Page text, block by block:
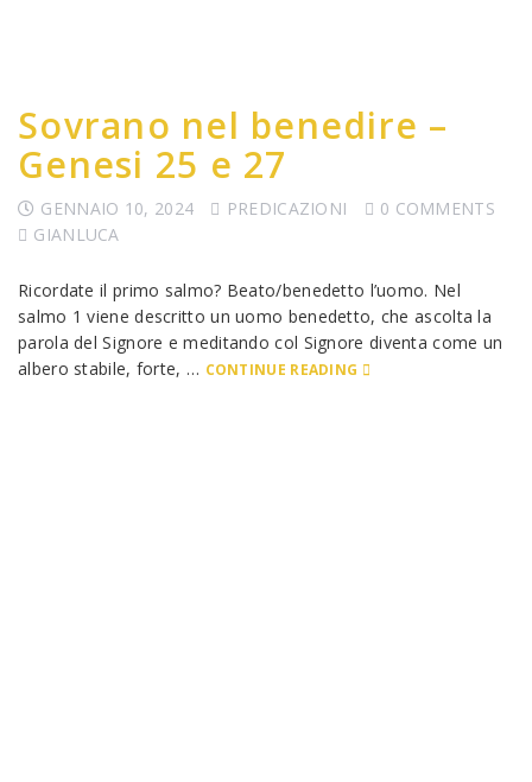
Sovrano nel benedire –
Genesi 25 e 27
GENNAIO 10, 2024 PREDICAZIONI
0 COMMENTS
GIANLUCA
Ricordate il primo salmo? Beato/benedetto l’uomo. Nel
salmo 1 viene descritto un uomo benedetto, che ascolta la
parola del Signore e meditando col Signore diventa come un
albero stabile, forte, … CONTINUE READING